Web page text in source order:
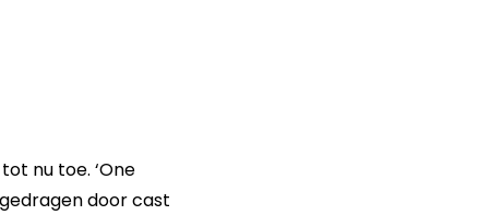
nu toe. ‘One
door cast